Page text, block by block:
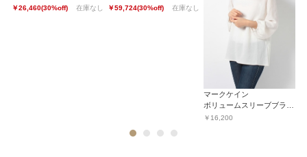
￥26,460(30%off) 在庫なし ￥59,724(30%off) 在庫なし
マークケイン
￥16,200
2 3 4